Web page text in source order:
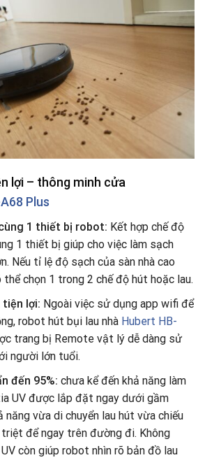
lợi – thông minh cửa
Plus
1 thiết bị robot: Kết hợp chế độ
1 thiết bị giúp cho việc làm sạch
Nếu tỉ lệ độ sạch của sàn nhà cao
thể chọn 1 trong 2 chế độ hút hoặc lau.
lợi: Ngoài việc sử dụng app wifi để
robot hút bụi lau nhà Hubert HB-
trang bị Remote vật lý dễ dàng sử
người lớn tuổi.
đến 95%: chưa kể đến khả năng làm
UV được lắp đặt ngay dưới gầm
vừa di chuyển lau hút vừa chiếu
để ngay trên đường đi. Không
còn giúp robot nhìn rõ bản đồ lau